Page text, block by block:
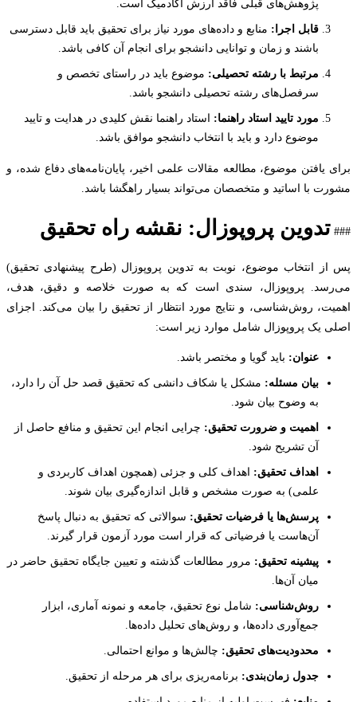
پژوهش‌های قبلی فاقد ارزش آکادمیک است.
قابل اجرا: منابع و داده‌های مورد نیاز برای تحقیق باید قابل دسترسی
باشند و زمان و توانایی دانشجو برای انجام آن کافی باشد.
مرتبط با رشته تحصیلی:موضوع باید در راستای تخصص و
سرفصل‌های رشته تحصیلی دانشجو باشد.
مورد تایید استاد راهنما: استاد راهنما نقش کلیدی در هدایت و تایید
موضوع دارد و باید با انتخاب دانشجو موافق باشد.
یافتن موضوع، مطالعه مقالات علمی اخیر، پایان‌نامه‌های دفاع شده، و
با اساتید و متخصصان می‌تواند بسیار راهگشا باشد.
تدوین پروپوزال: نقشه راه تحقیق
انتخاب موضوع، نوبت به تدوین پروپوزال (طرح پیشنهادی تحقیق)
پروپوزال، سندی است که به صورت خلاصه و دقیق، هدف،
روش‌شناسی، و نتایج مورد انتظار از تحقیق را بیان می‌کند. اجزای
یک پروپوزال شامل موارد زیر است:
عنوان:باید گویا و مختصر باشد.
بیان مسئله:مشکل یا شکاف دانشی که تحقیق قصد حل آن را دارد،
به وضوح بیان شود.
اهمیت و ضرورت تحقیق:چرایی انجام این تحقیق و منافع حاصل از
آن تشریح شود.
اهداف تحقیق:اهداف کلی و جزئی (همچون اهداف کاربردی و
علمی) به صورت مشخص و قابل اندازه‌گیری بیان شوند.
پرسش‌ها یا فرضیات تحقیق:سوالاتی که تحقیق به دنبال پاسخ
آن‌هاست یا فرضیاتی که قرار است مورد آزمون قرار گیرند.
پیشینه تحقیق:مرور مطالعات گذشته و تعیین جایگاه تحقیق حاضر در
میان آن‌ها.
روش‌شناسی:شامل نوع تحقیق، جامعه و نمونه آماری، ابزار
جمع‌آوری داده‌ها، و روش‌های تحلیل داده‌ها.
محدودیت‌های تحقیق:چالش‌ها و موانع احتمالی.
جدول زمان‌بندی:برنامه‌ریزی برای هر مرحله از تحقیق.